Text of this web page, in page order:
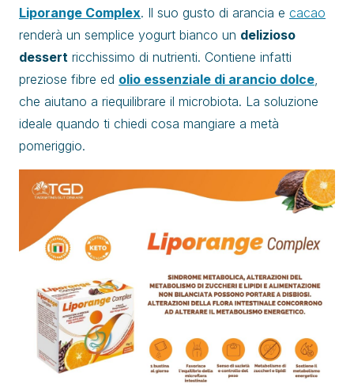
Liporange Complex. Il suo gusto di arancia e cacao
renderà un semplice yogurt bianco un delizioso
dessert ricchissimo di nutrienti. Contiene infatti
preziose fibre ed olio essenziale di arancio dolce,
che aiutano a riequilibrare il microbiota. La soluzione
ideale quando ti chiedi cosa mangiare a metà
pomeriggio.